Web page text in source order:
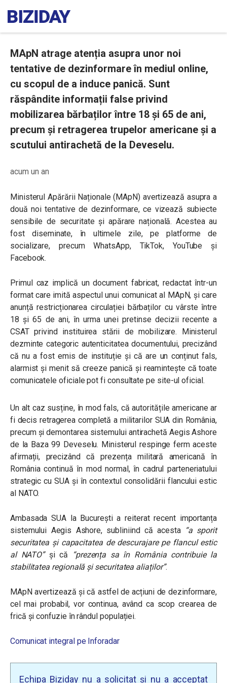
MApN atrage atenția asupra unor noi
tentative de dezinformare în mediul online,
cu scopul de a induce panică. Sunt
răspândite informații false privind
mobilizarea bărbaților între 18 și 65 de ani,
precum și retragerea trupelor americane și a
scutului antirachetă de la Deveselu.
acum un an
Ministerul Apărării Naționale (MApN) avertizează asupra a
două noi tentative de dezinformare, ce vizează subiecte
sensibile de securitate și apărare națională. Acestea au
fost diseminate, în ultimele zile, pe platforme de
socializare, precum WhatsApp, TikTok, YouTube și
Facebook.
Primul caz implică un document fabricat, redactat într-un
format care imită aspectul unui comunicat al MApN, și care
anunță restricționarea circulației bărbaților cu vârste între
18 și 65 de ani, în urma unei pretinse decizii recente a
CSAT privind instituirea stării de mobilizare. Ministerul
dezminte categoric autenticitatea documentului, precizând
că nu a fost emis de instituție și că are un conținut fals,
alarmist și menit să creeze panică și reamintește că toate
comunicatele oficiale pot fi consultate pe site-ul oficial.
Un alt caz susține, în mod fals, că autoritățile americane ar
fi decis retragerea completă a militarilor SUA din România,
precum și demontarea sistemului antirachetă Aegis Ashore
de la Baza 99 Deveselu. Ministerul respinge ferm aceste
afirmații, precizând că prezența militară americană în
România continuă în mod normal, în cadrul parteneriatului
strategic cu SUA și în contextul consolidării flancului estic
al NATO.
Ambasada SUA la București a reiterat recent importanța
sistemului Aegis Ashore, subliniind că acesta “a sporit
securitatea și capacitatea de descurajare pe flancul estic
al NATO”și că
“prezența sa în România contribuie la
stabilitatea regională și securitatea aliaților”.
MApN avertizează și că astfel de acțiuni de dezinformare,
cel mai probabil, vor continua, având ca scop crearea de
frică și confuzie în rândul populației.
Comunicat integral pe Inforadar
Echipa Biziday nu a solicitat și nu a acceptat